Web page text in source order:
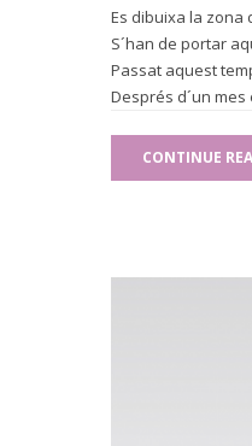
Es dibuixa la zona
S´han de portar
Passat aquest
Després d´un
CONTINUE